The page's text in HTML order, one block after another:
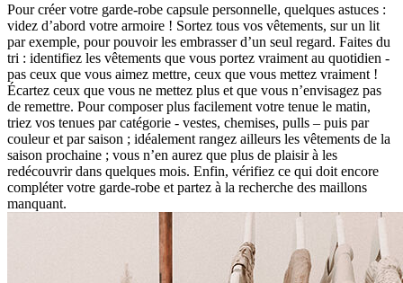
Pour créer votre garde-robe capsule personnelle, quelques astuces :
videz d’abord votre armoire ! Sortez tous vos vêtements, sur un lit
par exemple, pour pouvoir les embrasser d’un seul regard. Faites du
tri : identifiez les vêtements que vous portez vraiment au quotidien -
pas ceux que vous aimez mettre, ceux que vous mettez vraiment !
Écartez ceux que vous ne mettez plus et que vous n’envisagez pas
de remettre. Pour composer plus facilement votre tenue le matin,
triez vos tenues par catégorie - vestes, chemises, pulls – puis par
couleur et par saison ; idéalement rangez ailleurs les vêtements de la
saison prochaine ; vous n’en aurez que plus de plaisir à les
redécouvrir dans quelques mois. Enfin, vérifiez ce qui doit encore
compléter votre garde-robe et partez à la recherche des maillons
manquant.